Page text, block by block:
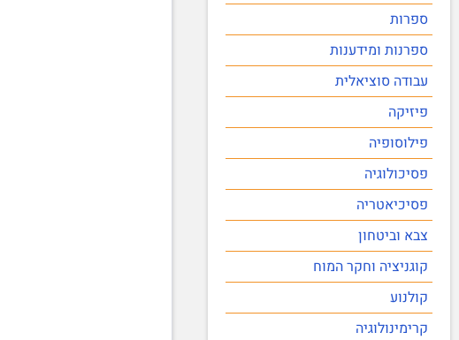
ספרות
ספרנות ומידענות
עבודה סוציאלית
פיזיקה
פילוסופיה
פסיכולוגיה
פסיכיאטריה
צבא וביטחון
קוגניציה וחקר המוח
קולנוע
קרימינולוגיה